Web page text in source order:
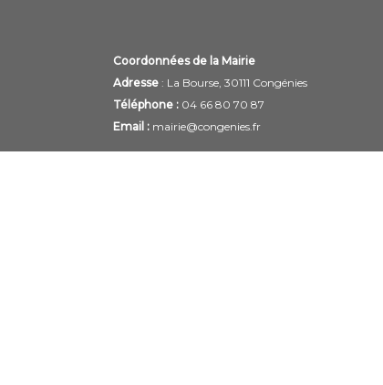
Coordonnées de la Mairie
Adresse: La Bourse, 30111 Congénies
Téléphone :04 66 80 70 87
Email : mairie@congenies.fr